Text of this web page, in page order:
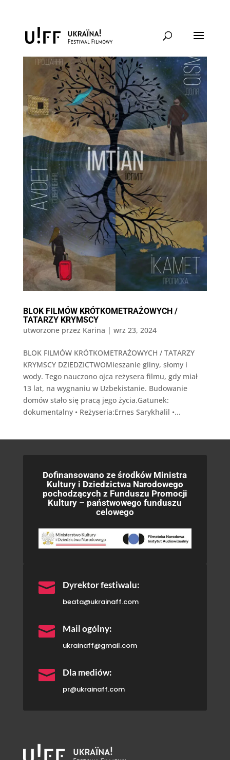
BLOK FILMÓW KRÓTKOMETRAŻOWYCH /
TATARZY KRYMSCY
utworzone przez Karina | wrz 23, 2024
BLOK FILMÓW KRÓTKOMETRAŻOWYCH / TATARZY
KRYMSCY DZIEDZICTWOMieszanie gliny, słomy i
wody. Tego nauczono ojca reżysera filmu, gdy miał
13 lat, na wygnaniu w Uzbekistanie. Budowanie
domów stało się pracą jego życia.Gatunek:
dokumentalny • Reżyseria:Ernes Sarykhalil •...
Dofinansowano ze środków Ministra
Kultury i Dziedzictwa Narodowego
pochodzących z Funduszu Promocji
Kultury – państwowego funduszu
celowego
 Dyrektor festiwalu:
beata@ukrainaff.com
 Mail ogólny:
ukrainaff@gmail.com
 Dla mediów:
pr@ukrainaff.com